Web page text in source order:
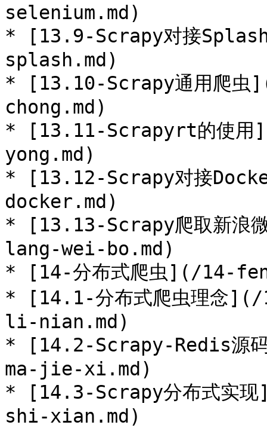
selenium.md)
* [13.9-Scrapy对接
splash.md)
* [13.10-Scrapy通用爬
chong.md)
* [13.11-Scrapyrt的使
yong.md)
* [13.12-Scrapy对接
docker.md)
* [13.13-Scrapy爬取新
lang-wei-bo.md)
* [14-分布式爬虫](/14-
* [14.1-分布式爬虫理念
li-nian.md)
* [14.2-Scrapy-Redis源
ma-jie-xi.md)
* [14.3-Scrapy分布式实
shi-xian.md)